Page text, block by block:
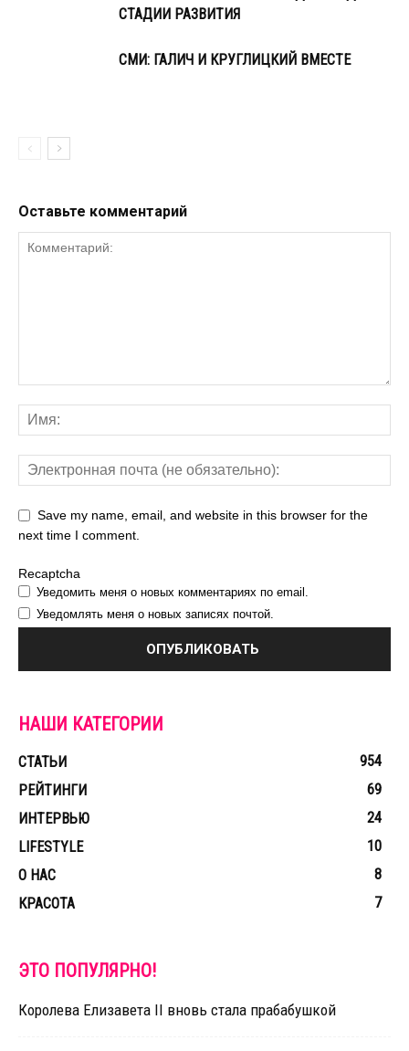
СТАДИИ РАЗВИТИЯ
СМИ: ГАЛИЧ И КРУГЛИЦКИЙ ВМЕСТЕ
Оставьте комментарий
Save my name, email, and website in this browser for the
next time I comment.
Recaptcha
Уведомить меня о новых комментариях по email.
Уведомлять меня о новых записях почтой.
НАШИ КАТЕГОРИИ
СТАТЬИ
954
РЕЙТИНГИ
69
ИНТЕРВЬЮ
24
LIFESTYLE
10
О НАС
8
КРАСОТА
7
ЭТО ПОПУЛЯРНО!
Королева Елизавета II вновь стала прабабушкой